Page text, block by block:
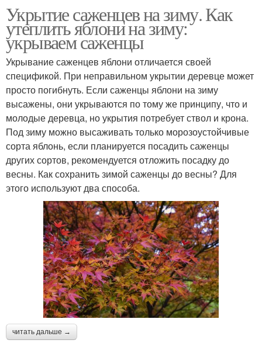
Укрытие саженцев на зиму. Как
утеплить яблони на зиму:
укрываем саженцы
Укрывание саженцев яблони отличается своей
спецификой. При неправильном укрытии деревце может
просто погибнуть. Если саженцы яблони на зиму
высажены, они укрываются по тому же принципу, что и
молодые деревца, но укрытия потребует ствол и крона.
Под зиму можно высаживать только морозоустойчивые
сорта яблонь, если планируется посадить саженцы
других сортов, рекомендуется отложить посадку до
весны. Как сохранить зимой саженцы до весны? Для
этого используют два способа.
читать дальше →